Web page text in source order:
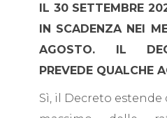
IL 30 SETTEMBRE
IN SCADENZA NEI
AGOSTO. IL
PREVEDE QUALCHE
Sì, il Decreto estende